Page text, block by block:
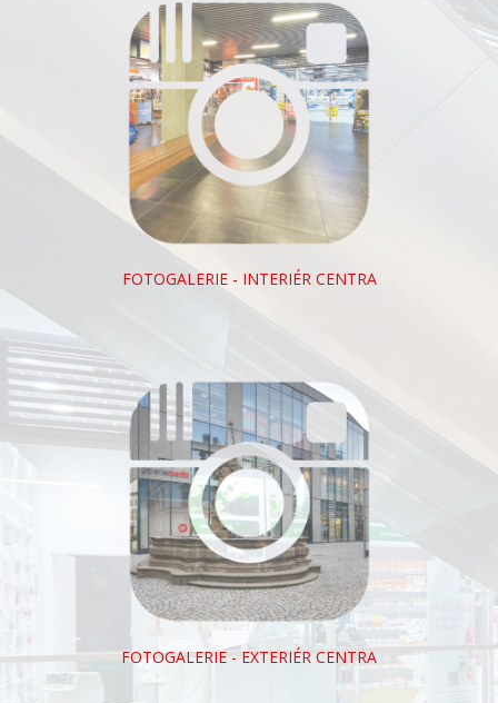
FOTOGALERIE - INTERIÉR CENTRA
FOTOGALERIE - EXTERIÉR CENTRA